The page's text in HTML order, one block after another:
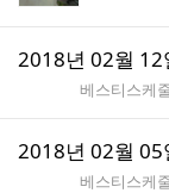
2018년 02월 12
베스티스케
2018년 02월 05
베스티스케